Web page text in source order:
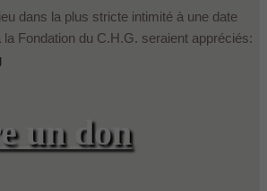
dans la plus stricte intimité à une date
Fondation du C.H.G. seraient appréciés:
un don